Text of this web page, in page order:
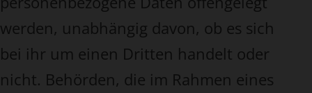
werden, unabhängig davon, ob es sich
bei ihr um einen Dritten handelt oder
nicht. Behörden, die im Rahmen eines